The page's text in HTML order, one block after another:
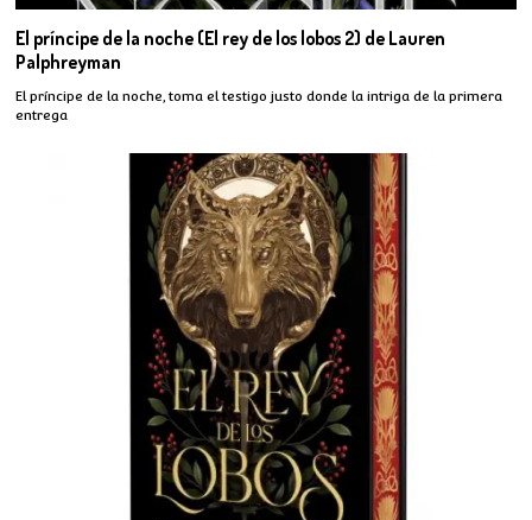
El príncipe de la noche (El rey de los lobos 2) de Lauren
Palphreyman
El príncipe de la noche, toma el testigo justo donde la intriga de la primera
entrega